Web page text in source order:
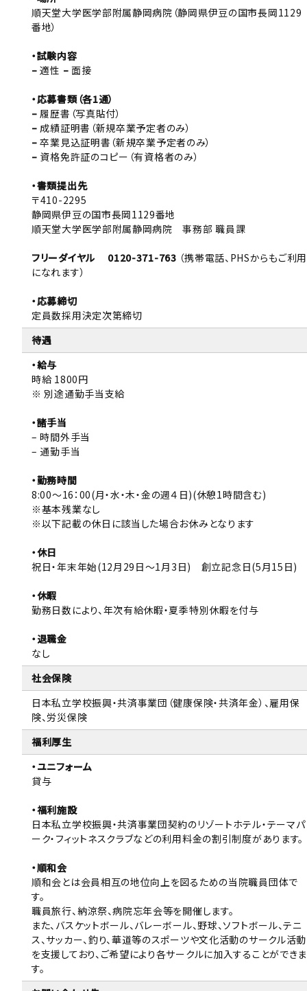
順天堂大学医学部附属静岡病院（静岡県伊豆の国市長岡1129
番地）
・試験内容
– 適性 – 面接
・応募書類（各1通）
– 履歴書（写真貼付）
– 成績証明書（新規卒業予定者のみ）
– 卒業見込証明書（新規卒業予定者のみ）
– 資格免許証のコピー（有資格者のみ）
・書類提出先
〒410-2295
静岡県伊豆の国市長岡1129番地
順天堂大学医学部附属静岡病院 事務部 職員課
フリーダイヤル 0120-371-763 （携帯電話、PHSからもご利用
になれます）
・応募締切
定員数採用決定次第締切
待遇
・給与
時給 1800円
※ 別途通勤手当支給
・諸手当
– 時間外手当
– 通勤手当
・勤務時間
8:00～16：00(月・水・木・金の週４日)(休憩1時間含む)
※基本残業なし
※以下記載の休日に該当した場合お休みとなります
・休日
祝日・年末年始(12月29日～1月3日) 創立記念日(5月15日)
・休暇
勤務日数により、年次有給休暇・夏季特別休暇を付与
・退職金
なし
社会保険
日本私立学校振興・共済事業団（健康保険・共済年金）、雇用保
険、労災保険
福利厚生
・ユニフォーム
貸与
・福利施設
日本私立学校振興・共済事業団契約のリゾートホテル・テーマパ
ーク・フィットネスクラブなどの利用料金の割引制度があります。
・順和会
順和会とは会員相互の地位向上を図るための当院職員団体で
す。
職員旅行、納涼祭、病院忘年会等を開催します。
また、バスケットボール、バレーボール、野球、ソフトボール、テニ
ス、サッカー、釣り、華道等のスポーツや文化活動のサークル活動
を支援しており、ご希望により各サークルに加入することができま
す。